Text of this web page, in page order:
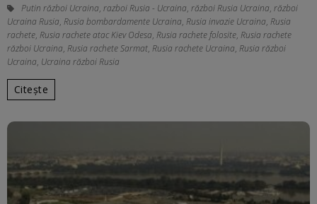
Putin război Ucraina, razboi Rusia - Ucraina, război Rusia Ucraina, război
Ucraina Rusia, Rusia bombardamente Ucraina, Rusia invazie Ucraina, Rusia
rachete, Rusia rachete atac Kiev Odesa, Rusia rachete folosite, Rusia rachete
război Ucraina, Rusia rachete Sarmat, Rusia rachete Ucraina, Rusia război
Ucraina, Ucraina război Rusia
Citește